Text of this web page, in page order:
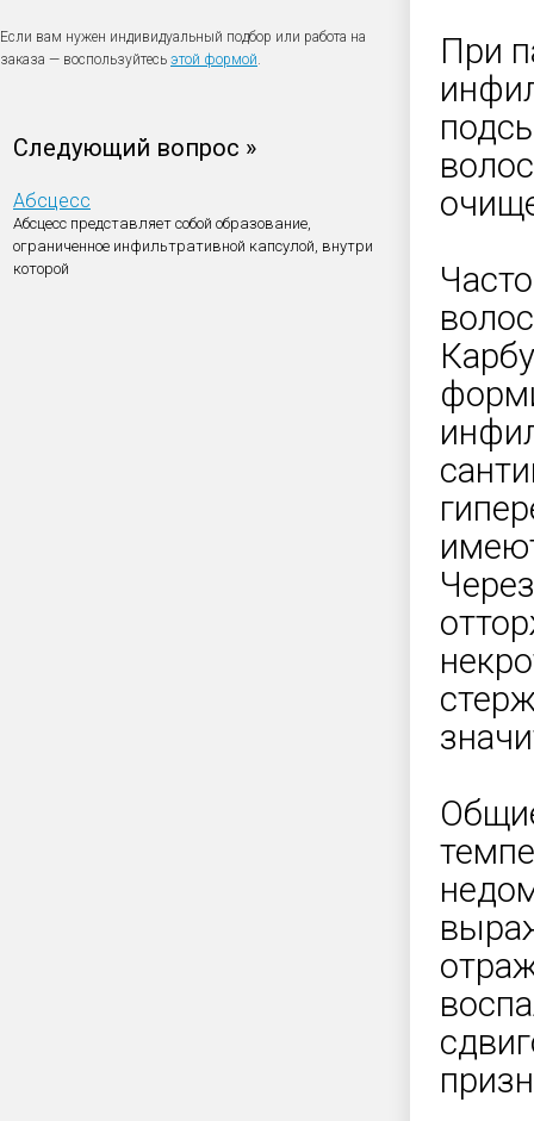
Если вам нужен индивидуальный подбор или работа на
заказа — воспользуйтесь этой формой.
Следующий вопрос »
Абсцесс
Абсцесс представляет собой образование,
ограниченное инфильтративной капсулой, внутри
которой
При